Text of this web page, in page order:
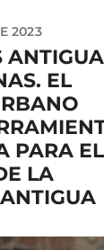
2023
EL
PARA EL
LA